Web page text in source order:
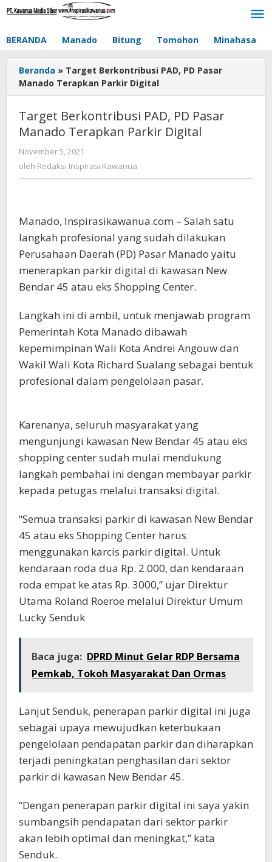
Lewati
BERANDA Manado Bitung Tomohon Minahasa
Beranda » Target Berkontribusi PAD, PD Pasar
Manado Terapkan Parkir Digital
Target Berkontribusi PAD, PD Pasar
Manado Terapkan Parkir Digital
November 5, 2021
Redaksi
oleh Redaksi Inspirasi Kawanua
Manado, Inspirasikawanua.com – Salah satu
langkah profesional yang sudah dilakukan
Perusahaan Daerah (PD) Pasar Manado yaitu
menerapkan parkir digital di kawasan New
Bendar 45 atau eks Shopping Center.
Langkah ini di ambil, untuk menjawab program
Pemerintah Kota Manado dibawah
kepemimpinan Wali Kota Andrei Angouw dan
Wakil Wali Kota Richard Sualang sebagai bentuk
profesional dalam pengelolaan pasar.
Karenanya, seluruh masyarakat yang
mengunjungi kawasan New Bendar 45 atau eks
shopping center sudah mulai mendukung
langkah pembahai ini dengan membayar parkir
kepada petugas melalui transaksi digital.
“Semua transaksi parkir di kawasan New Bendar
45 atau eks Shopping Center harus
menggunakan karcis parkir digital. Untuk
kendaraan roda dua Rp. 2.000, dan kendaraan
roda empat ke atas Rp. 3000,” ujar Direktur
Utama Roland Roeroe melalui Direktur Umum
Lucky Senduk
Baca juga: DPRD Minut Gelar RDP Bersama
Pemkab, Tokoh Masyarakat Dan Ormas
Lanjut Senduk, penerapan parkir digital ini juga
sebagai upaya mewujudkan keterbukaan
pengelolaan pendapatan parkir dan diharapkan
terjadi peningkatan penghasilan dari sektor
parkir di kawasan New Bendar 45.
“Dengan penerapan parkir digital ini saya yakin
sumbangsih pendapatan dari sektor parkir
akan lebih optimal dan meningkat,” kata
Senduk.